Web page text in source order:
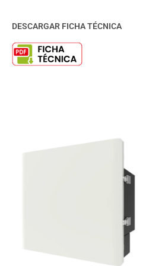
DESCARGAR FICHA TÉCNICA